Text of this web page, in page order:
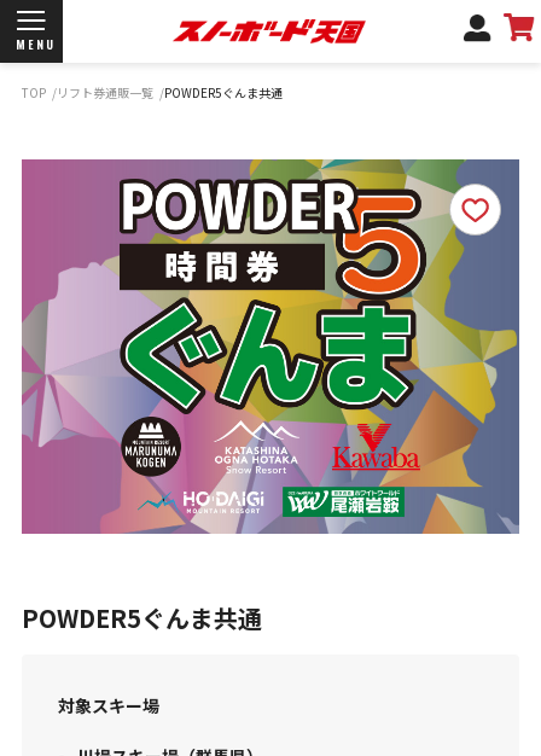
MENU
ブランド一覧
よくあるご質問
商品保証
サポートデスク
弊社名義の郵便について
新規会員登録
ログイン
TOP リフト券通販一覧 POWDER5ぐんま共通
POWDER5ぐんま共通
対象スキー場